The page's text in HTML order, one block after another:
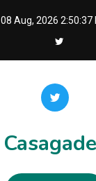
08 Aug, 2026 2:50:38